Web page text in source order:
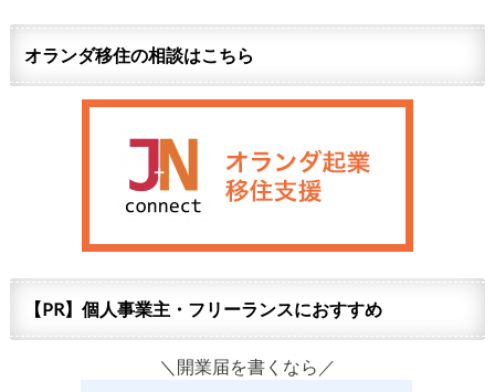
オランダ移住の相談はこちら
【PR】個人事業主・フリーランスにおすすめ
＼開業届を書くなら／